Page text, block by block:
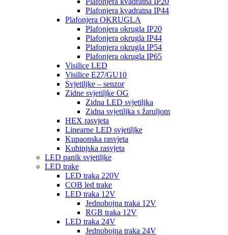
Plafonjera kvadratna IP44
Plafonjera OKRUGLA
Plafonjera okrugla IP20
Plafonjera okrugla IP44
Plafonjera okrugla IP54
Plafonjera okrugla IP65
Visilice LED
Visilice E27/GU10
Svjetiljke – senzor
Zidne svjetiljke OG
Zidna LED svjetiljka
Zidna svjetiljka s žaruljom
HEX rasvjeta
Linearne LED svjetiljke
Kupaonska rasvjeta
Kuhinjska rasvjeta
LED panik svjetiljke
LED trake
LED traka 220V
COB led trake
LED traka 12V
Jednobojna traka 12V
RGB traka 12V
LED traka 24V
Jednobojna traka 24V